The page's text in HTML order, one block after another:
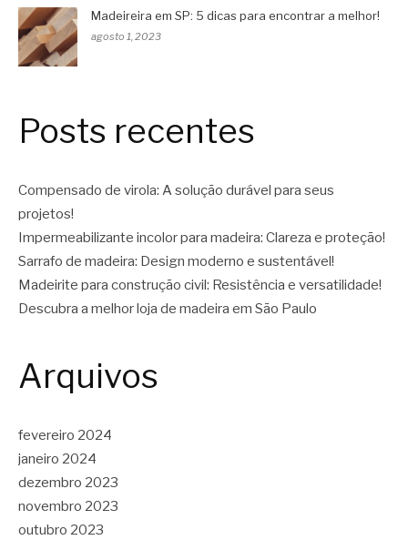
Madeireira em SP: 5 dicas para encontrar a melhor!
agosto 1, 2023
Posts recentes
Compensado de virola: A solução durável para seus
projetos!
Impermeabilizante incolor para madeira: Clareza e proteção!
Sarrafo de madeira: Design moderno e sustentável!
Madeirite para construção civil: Resistência e versatilidade!
Descubra a melhor loja de madeira em São Paulo
Arquivos
fevereiro 2024
janeiro 2024
dezembro 2023
novembro 2023
outubro 2023